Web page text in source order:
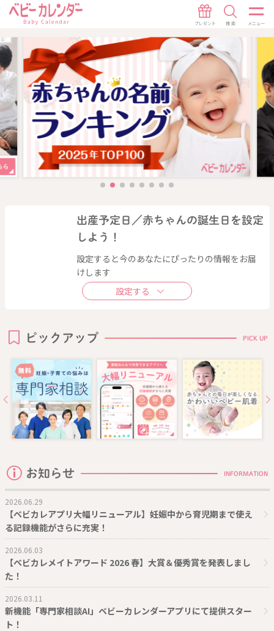
出産予定日／赤ちゃんの誕生日を設定
しよう！
設定すると今のあなたにぴったりの情報をお届
けします
ピックアップ PICK UP
お知らせ INFORMATION
2026.06.29
【ベビカレアプリ大幅リニューアル】妊娠中から育児期まで使え
る記録機能がさらに充実！
2026.06.03
【ベビカレメイトアワード 2026 春】大賞＆優秀賞を発表しまし
た！
2026.03.11
新機能「専門家相談AI」ベビーカレンダーアプリにて提供スター
ト！